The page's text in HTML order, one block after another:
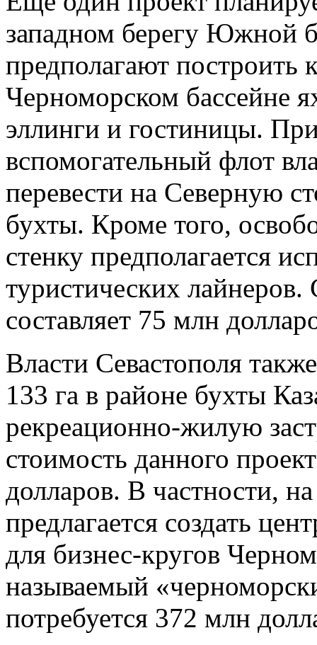
западном берегу Южной
предполагают
Черноморском бассейне
эллинги и гостиницы.
вспомогательный флот
перевести на Северную
бухты. Кроме того,
стенку предполагается
туристических лайнеров.
составляет 75 млн
Власти Севастополя
133 га в районе бухты
рекреационно-жилую
стоимость данного
долларов. В частности,
предлагается создать
для бизнес-кругов
называемый
потребуется 372 млн